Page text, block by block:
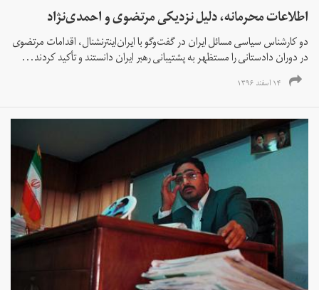
اطلاعات محرمانه‌، دلیل نزدیکی مرتضوی و احمدی‌نژاد
دو کارشناس سیاسی مسائل ایران در گفت‌وگو با ایران‌اینترنشنال، اقدامات مرتضوی
در دوران دادستانی را مستظهر به پشتیبانی رهبر ایران دانستند و تأکید کردند...
۱۴ اسفند ۱۳۹۶